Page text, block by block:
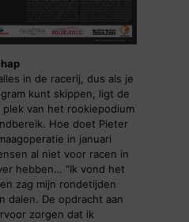
in de racerij, dus als je
kunt skippen, ligt de
van het rookiepodium
Hoe doet Pieter
in januari
al niet voor racen in
hebben… “Ik vond het
zag mijn rondetijden
dalen. De opdracht aan
zorgen dat ik